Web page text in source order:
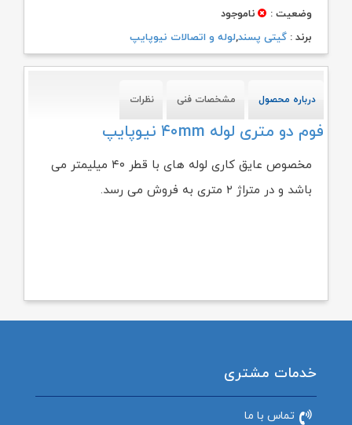
وضعیت :
ناموجود
برند : گیتی پسند,لوله و اتصالات نیوپایپ
درباره محصول مشخصات فنی نظرات
فوم دو متری لوله ۴۰mm نیوپایپ
مخصوص عایق کاری لوله های با قطر ۴۰ میلیمتر می
باشد و در متراژ ۲ متری به فروش می رسد.
خدمات مشتری
تماس با ما